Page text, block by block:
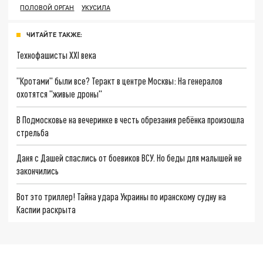
ПОЛОВОЙ ОРГАН
УКУСИЛА
ЧИТАЙТЕ ТАКЖЕ:
Технофашисты XXI века
"Кротами" были все? Теракт в центре Москвы: На генералов
охотятся "живые дроны"
В Подмосковье на вечеринке в честь обрезания ребёнка произошла
стрельба
Даня с Дашей спаслись от боевиков ВСУ. Но беды для малышей не
закончились
Вот это триллер! Тайна удара Украины по иранскому судну на
Каспии раскрыта